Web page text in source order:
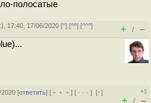
полосатые
), 17:40, 17/06/2020 [^] [^^] [^^^]
+ / –
[ответить] [ ﹢﹢﹢] [ · · ·][↑]
+1
+ / –